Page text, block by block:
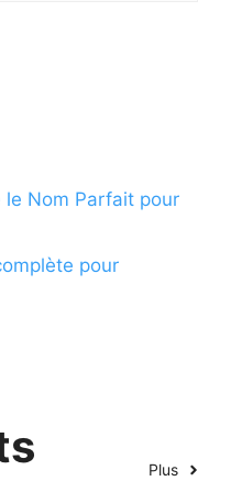
le Nom Parfait pour
pour
Plus